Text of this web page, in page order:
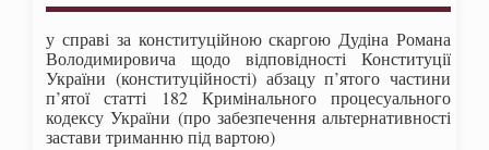
у справі за конституційною скаргою Дудіна Романа
Володимировича щодо відповідності Конституції
України (конституційності) абзацу п’ятого частини
п’ятої статті 182 Кримінального процесуального
кодексу України (про забезпечення альтернативності
застави триманню під вартою)